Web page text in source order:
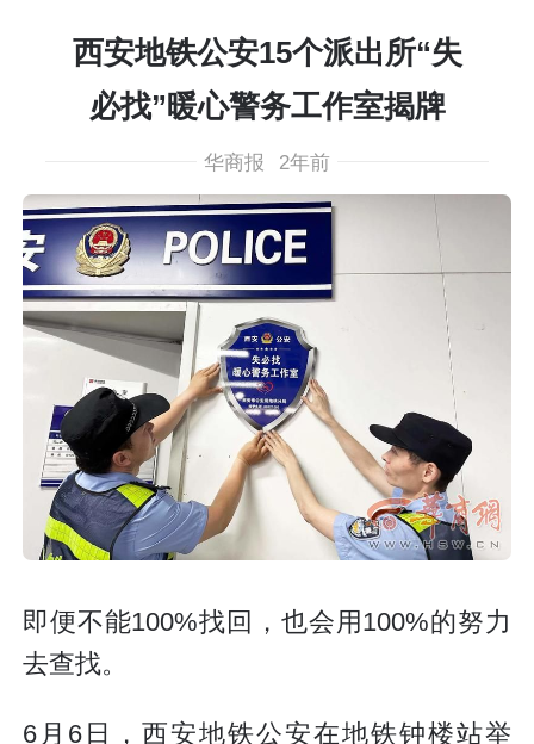
西安地铁公安15个派出所“失
必找”暖心警务工作室揭牌
华商报 2年前
即便不能100%找回，也会用100%的努力
去查找。
6月6日，西安地铁公安在地铁钟楼站举